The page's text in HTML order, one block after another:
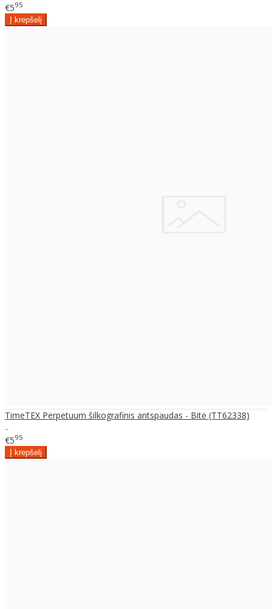
€595
TimeTEX Perpetuum šilkografinis antspaudas - Bitė (TT62338)
..
€595